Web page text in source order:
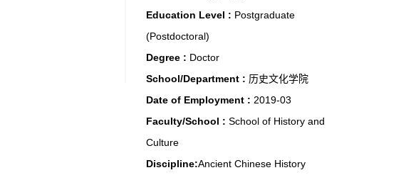
Education Level : Postgraduate
(Postdoctoral)
Degree : Doctor
School/Department : 历史文化学院
Date of Employment : 2019-03
Faculty/School : School of History and
Culture
Discipline:Ancient Chinese History